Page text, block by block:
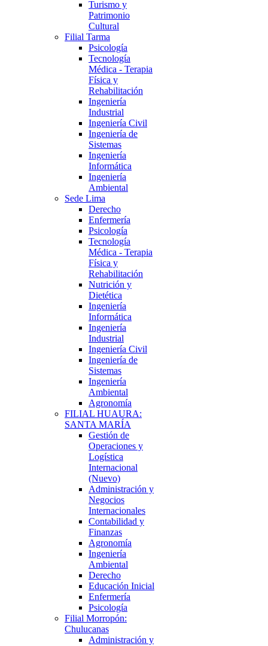
Turismo y
Patrimonio
Cultural
Filial Tarma
Psicología
Tecnología
Médica - Terapia
Física y
Rehabilitación
Ingeniería
Industrial
Ingeniería Civil
Ingeniería de
Sistemas
Ingeniería
Informática
Ingeniería
Ambiental
Sede Lima
Derecho
Enfermería
Psicología
Tecnología
Médica - Terapia
Física y
Rehabilitación
Nutrición y
Dietética
Ingeniería
Informática
Ingeniería
Industrial
Ingeniería Civil
Ingeniería de
Sistemas
Ingeniería
Ambiental
Agronomía
FILIAL HUAURA:
SANTA MARÍA
Gestión de
Operaciones y
Logística
Internacional
(Nuevo)
Administración y
Negocios
Internacionales
Contabilidad y
Finanzas
Agronomía
Ingeniería
Ambiental
Derecho
Educación Inicial
Enfermería
Psicología
Filial Morropón:
Chulucanas
Administración y